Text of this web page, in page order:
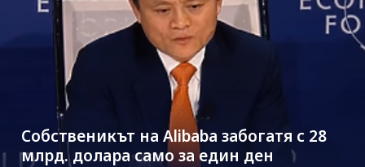
Собственикът на Alibaba забогатя с 28
млрд. долара само за един ден